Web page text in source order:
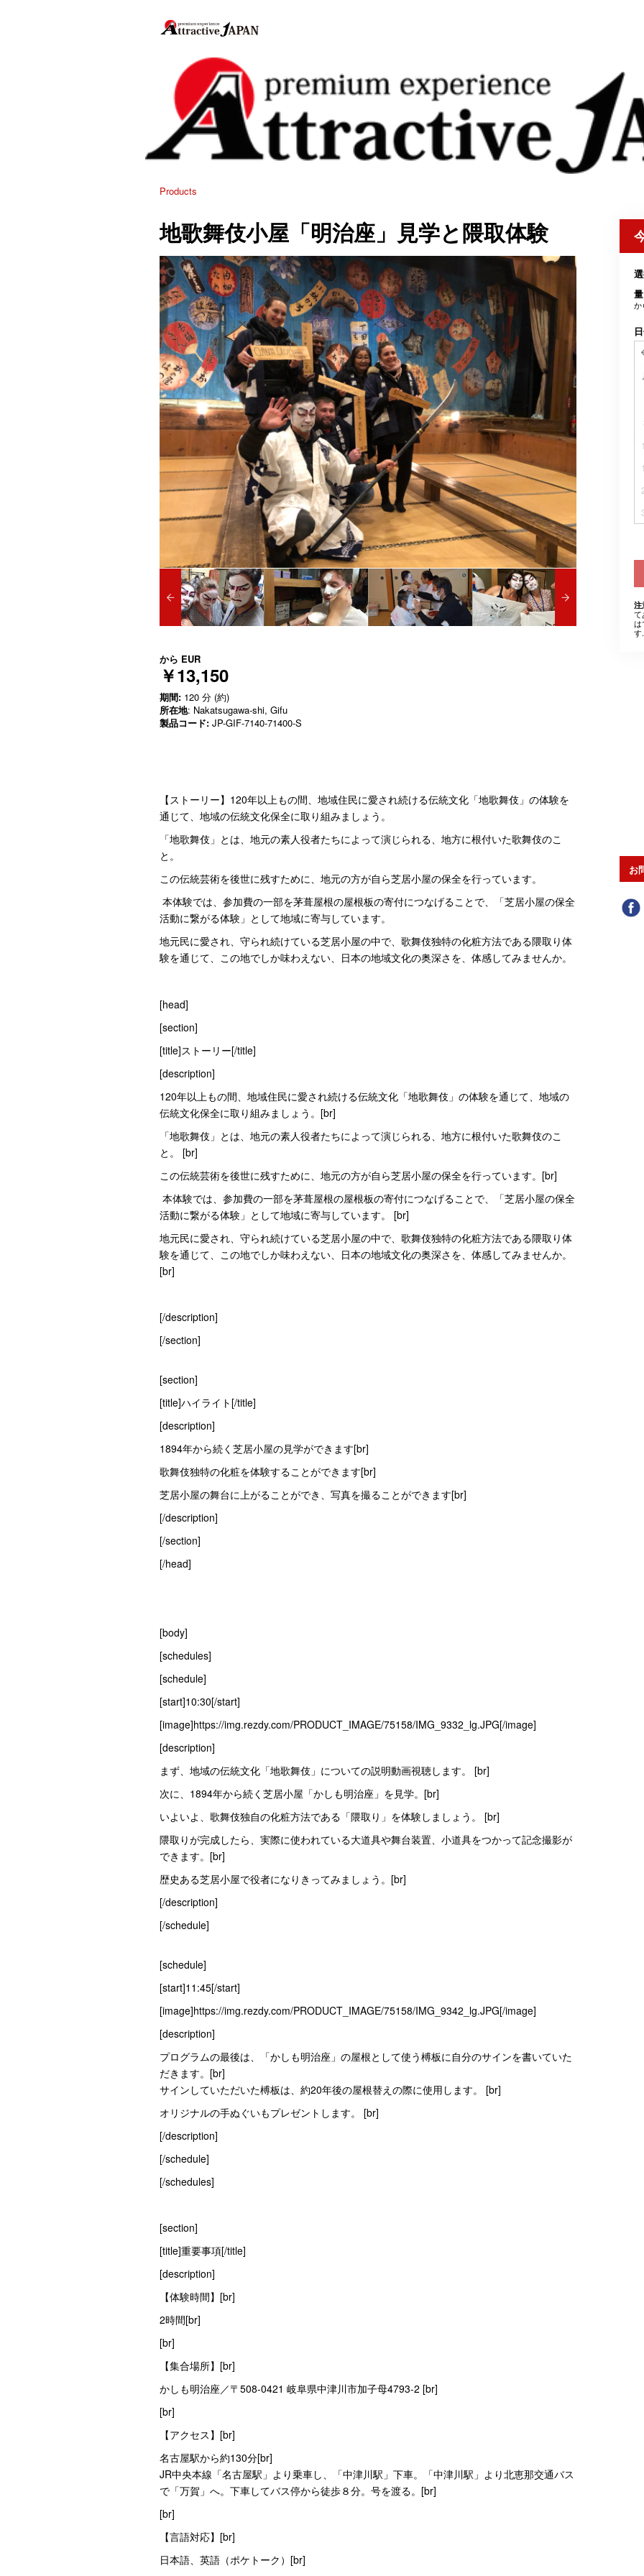
Products
地歌舞伎小屋「明治座」見学と隈取体験
から EUR
￥13,150
期間: 120 分 (約)
所在地: Nakatsugawa-shi, Gifu
製品コード: JP-GIF-7140-71400-S
【ストーリー】120年以上もの間、地域住民に愛され続ける伝統文化「地歌舞伎」の体験を
通じて、地域の伝統文化保全に取り組みましょう。
「地歌舞伎」とは、地元の素人役者たちによって演じられる、地方に根付いた歌舞伎のこ
と。
この伝統芸術を後世に残すために、地元の方が自ら芝居小屋の保全を行っています。
本体験では、参加費の一部を茅葺屋根の屋根板の寄付につなげることで、「芝居小屋の保全
活動に繋がる体験」として地域に寄与しています。
地元民に愛され、守られ続けている芝居小屋の中で、歌舞伎独特の化粧方法である隈取り体
験を通じて、この地でしか味わえない、日本の地域文化の奥深さを、体感してみませんか。
[head]
[section]
[title]ストーリー[/title]
[description]
120年以上もの間、地域住民に愛され続ける伝統文化「地歌舞伎」の体験を通じて、地域の
伝統文化保全に取り組みましょう。[br]
「地歌舞伎」とは、地元の素人役者たちによって演じられる、地方に根付いた歌舞伎のこ
と。 [br]
この伝統芸術を後世に残すために、地元の方が自ら芝居小屋の保全を行っています。[br]
本体験では、参加費の一部を茅葺屋根の屋根板の寄付につなげることで、「芝居小屋の保全
活動に繋がる体験」として地域に寄与しています。 [br]
地元民に愛され、守られ続けている芝居小屋の中で、歌舞伎独特の化粧方法である隈取り体
験を通じて、この地でしか味わえない、日本の地域文化の奥深さを、体感してみませんか。
[br]
[/description]
[/section]
[section]
[title]ハイライト[/title]
[description]
1894年から続く芝居小屋の見学ができます[br]
歌舞伎独特の化粧を体験することができます[br]
芝居小屋の舞台に上がることができ、写真を撮ることができます[br]
[/description]
[/section]
[/head]
[body]
[schedules]
[schedule]
[start]10:30[/start]
[image]https://img.rezdy.com/PRODUCT_IMAGE/75158/IMG_9332_lg.JPG[/image]
[description]
まず、地域の伝統文化「地歌舞伎」についての説明動画視聴します。 [br]
次に、1894年から続く芝居小屋「かしも明治座」を見学。[br]
いよいよ、歌舞伎独自の化粧方法である「隈取り」を体験しましょう。 [br]
隈取りが完成したら、実際に使われている大道具や舞台装置、小道具をつかって記念撮影が
できます。[br]
歴史ある芝居小屋で役者になりきってみましょう。[br]
[/description]
[/schedule]
[schedule]
[start]11:45[/start]
[image]https://img.rezdy.com/PRODUCT_IMAGE/75158/IMG_9342_lg.JPG[/image]
[description]
プログラムの最後は、「かしも明治座」の屋根として使う榑板に自分のサインを書いていた
だきます。[br]
サインしていただいた榑板は、約20年後の屋根替えの際に使用します。 [br]
オリジナルの手ぬぐいもプレゼントします。 [br]
[/description]
[/schedule]
[/schedules]
[section]
[title]重要事項[/title]
[description]
【体験時間】[br]
2時間[br]
[br]
【集合場所】[br]
かしも明治座／〒508-0421 岐阜県中津川市加子母4793-2 [br]
[br]
【アクセス】[br]
名古屋駅から約130分[br]
JR中央本線「名古屋駅」より乗車し、「中津川駅」下車。「中津川駅」より北恵那交通バス
で「万賀」へ。下車してバス停から徒歩８分。号を渡る。[br]
[br]
【言語対応】[br]
日本語、英語（ポケトーク）[br]
量
か
注
て
は
す.
お